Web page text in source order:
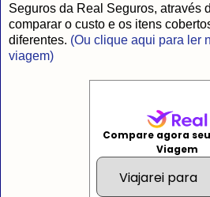
Seguros da Real Seguros, através
comparar o custo e os itens
diferentes. (Ou clique aqui para ler
viagem)